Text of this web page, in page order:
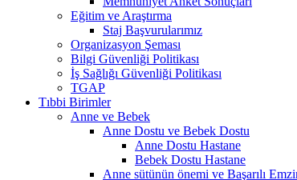
Eğitim ve Araştırma
Staj Başvurularımız
Organizasyon Şeması
Bilgi Güvenliği Politikası
İş Sağlığı Güvenliği Politikası
TGAP
Tıbbi Birimler
Anne ve Bebek
Anne Dostu ve Bebek Dostu
Anne Dostu Hastane
Bebek Dostu Hastane
Anne sütünün önemi ve Başarılı